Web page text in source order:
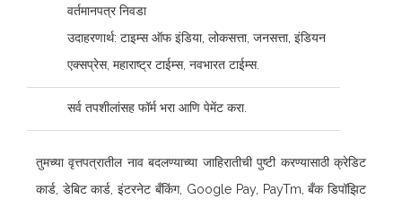
वर्तमानपत्र निवडा
उदाहरणार्थ: टाइम्स ऑफ इंडिया, लोकसत्ता, जनसत्ता, इंडियन
एक्सप्रेस, महाराष्ट्र टाईम्स, नवभारत टाईम्स.
सर्व तपशीलांसह फॉर्म भरा आणि पेमेंट करा.
तुमच्या वृत्तपत्रातील नाव बदलण्याच्या जाहिरातीची पुष्टी करण्यासाठी क्रेडिट
कार्ड, डेबिट कार्ड, इंटरनेट बँकिंग, Google Pay, PayTm, बँक डिपॉझिट